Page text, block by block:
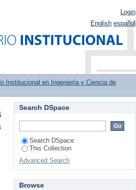
cristalina,
de estroncio
Login
English español
Institucional en Ingeniería y Ciencia de
Search DSpace
Search DSpace
This Collection
Advanced Search
Browse